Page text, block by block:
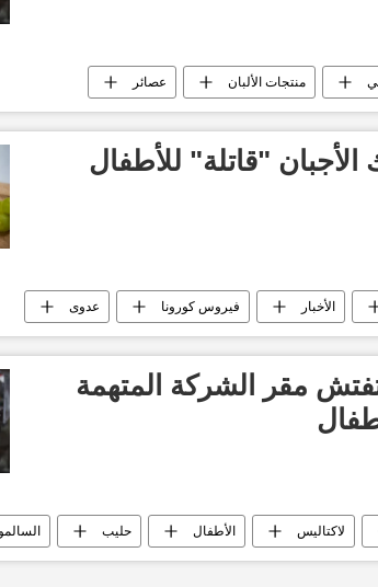
منتجات الألبان عصائر
"قاتلة" للأطفال
الأخبار فيروس كورونا عدوى
مقر الشركة المتهمة
لاكتاليس الأطفال حليب